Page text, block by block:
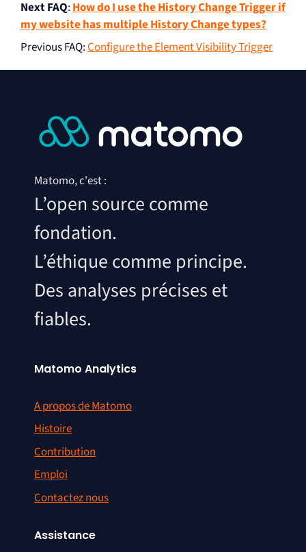
Next FAQ: How do I use the History Change Trigger if
my website has multiple History Change types?
Previous FAQ:Configure the Element Visibility Trigger
Matomo, c'est :
L’open source comme
fondation.
L’éthique comme principe.
Des analyses précises et
fiables.
Matomo Analytics
A propos de Matomo
Histoire
Contribution
Emploi
Contactez nous
Assistance